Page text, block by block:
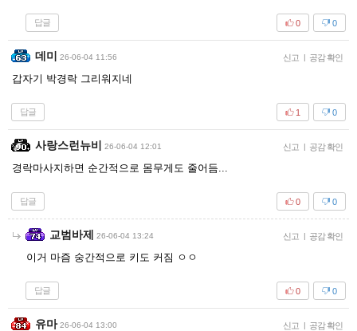
답글 0
0
데미 26-06-04 11:56 신고 | 공감 확인
갑자기 박경락 그리워지네
답글 0
1
사랑스런뉴비 26-06-04 12:01 신고 | 공감 확인
경락마사지하면 순간적으로 몸무게도 줄어듬...
답글 0
0
교범바제 26-06-04 13:24 신고 | 공감 확인
이거 마즘 숭간적으로 키도 커짐 ㅇㅇ
답글 0
0
유마 26-06-04 13:00 신고 | 공감 확인